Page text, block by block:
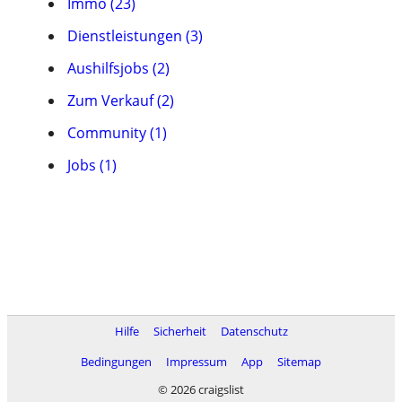
Dienstleistungen (3)
Aushilfsjobs (2)
Zum Verkauf (2)
Community (1)
Jobs (1)
Hilfe Sicherheit
Datenschutz
Bedingungen
Impressum App
Sitemap
© 2026 craigslist